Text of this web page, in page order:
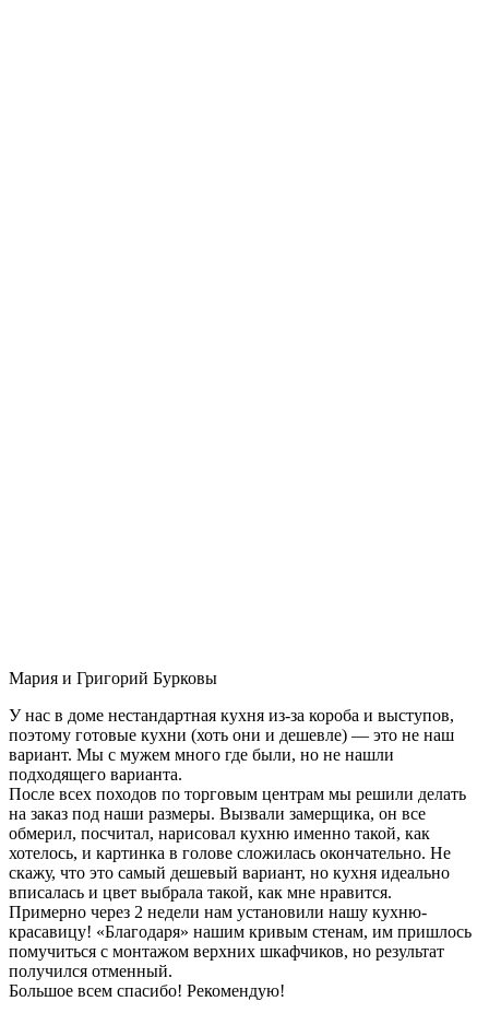
Мария и Григорий Бурковы
У нас в доме нестандартная кухня из-за короба и выступов,
поэтому готовые кухни (хоть они и дешевле) — это не наш
вариант. Мы с мужем много где были, но не нашли
подходящего варианта.
После всех походов по торговым центрам мы решили делать
на заказ под наши размеры. Вызвали замерщика, он все
обмерил, посчитал, нарисовал кухню именно такой, как
хотелось, и картинка в голове сложилась окончательно. Не
скажу, что это самый дешевый вариант, но кухня идеально
вписалась и цвет выбрала такой, как мне нравится.
Примерно через 2 недели нам установили нашу кухню-
красавицу! «Благодаря» нашим кривым стенам, им пришлось
помучиться с монтажом верхних шкафчиков, но результат
получился отменный.
Большое всем спасибо! Рекомендую!